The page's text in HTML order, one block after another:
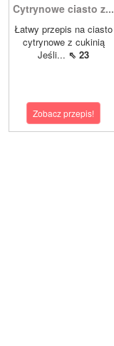
Cytrynowe ciasto z...
Łatwy przepis na ciasto
cytrynowe z cukinią
Jeśli... ⇖ 23
Zobacz przepis!